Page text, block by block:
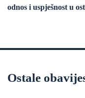
odnos i uspješnost u
Ostale